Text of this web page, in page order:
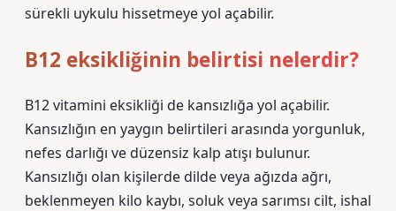
sürekli uykulu hissetmeye yol açabilir.
B12 eksikliğinin belirtisi nelerdir?
B12 vitamini eksikliği de kansızlığa yol açabilir.
Kansızlığın en yaygın belirtileri arasında yorgunluk,
nefes darlığı ve düzensiz kalp atışı bulunur.
Kansızlığı olan kişilerde dilde veya ağızda ağrı,
beklenmeyen kilo kaybı, soluk veya sarımsı cilt, ishal